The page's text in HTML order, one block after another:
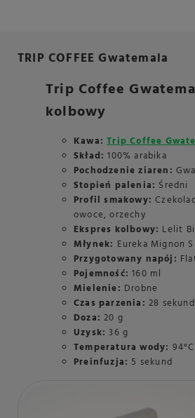
TRIP COFFEE Gwatemala
Trip Coffee
kolbowy
Kawa: Trip Coffee
Skład: 100% arabika
Pochodzenie ziaren:
Stopień palenia: Średni
Profil smakowy:
owoce, orzechy
Ekspres kolbowy: Lelit
Młynek: Eureka Mignon
Przygotowany napój:
Pojemność: 160 ml
Mielenie: Drobne
Czas parzenia: 28 sekund
Doza: 20 g
Uzysk: 36 g
Temperatura wody: 94°C
Preinfuzja: 5 sekund